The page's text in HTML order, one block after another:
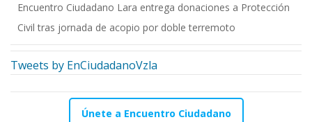
Encuentro Ciudadano Lara entrega donaciones a Protección
Civil tras jornada de acopio por doble terremoto
Tweets by EnCiudadanoVzla
Únete a Encuentro Ciudadano